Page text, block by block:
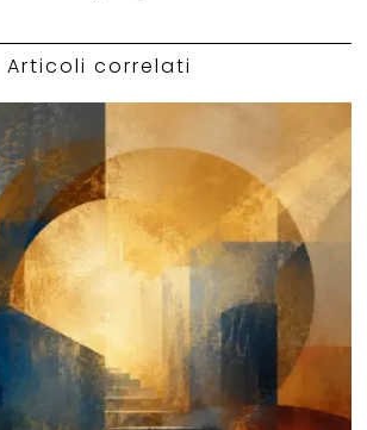
Articoli correlati